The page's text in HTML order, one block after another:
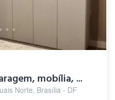
mobília, ...
Norte, Brasília - DF